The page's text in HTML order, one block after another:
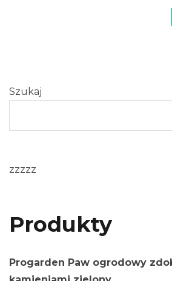
Szukaj
zzzzz
Produkty
Progarden Paw ogrodowy